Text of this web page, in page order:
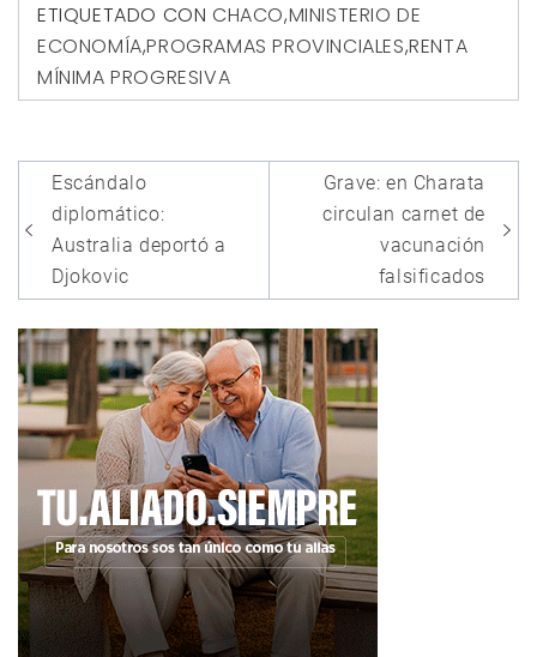
ETIQUETADO CON CHACO,MINISTERIO DE
ECONOMÍA,PROGRAMAS PROVINCIALES,RENTA
MÍNIMA PROGRESIVA
Navegación
de
entradas
Escándalo
diplomático:
Australia deportó a
Djokovic
Grave: en Charata
circulan carnet de
vacunación
falsificados